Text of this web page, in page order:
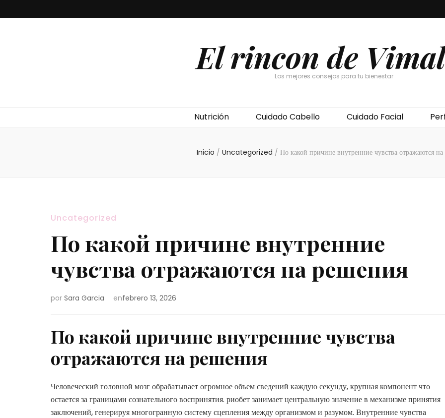
El rincon de
Los mejores consejos para tu bienestar
Nutrición Cuidado Cabello Cuidado Facial
Inicio / Uncategorized / По какой причине внутренние чувства отражаются
Uncategorized
По какой причине внутренние
чувства отражаются на решения
por Sara Garcia enfebrero 13, 2026
По какой причине внутренние чувства
отражаются на решения
Человеческий головной мозг обрабатывает огромное объем сведений каждую секунду, крупная компонент что
остается за границами сознательного воспринятия. риобет занимает центральную значение в механизме принятия
заключений, генерируя многогранную систему сцепления между организмом и разумом. Внутренние чувства